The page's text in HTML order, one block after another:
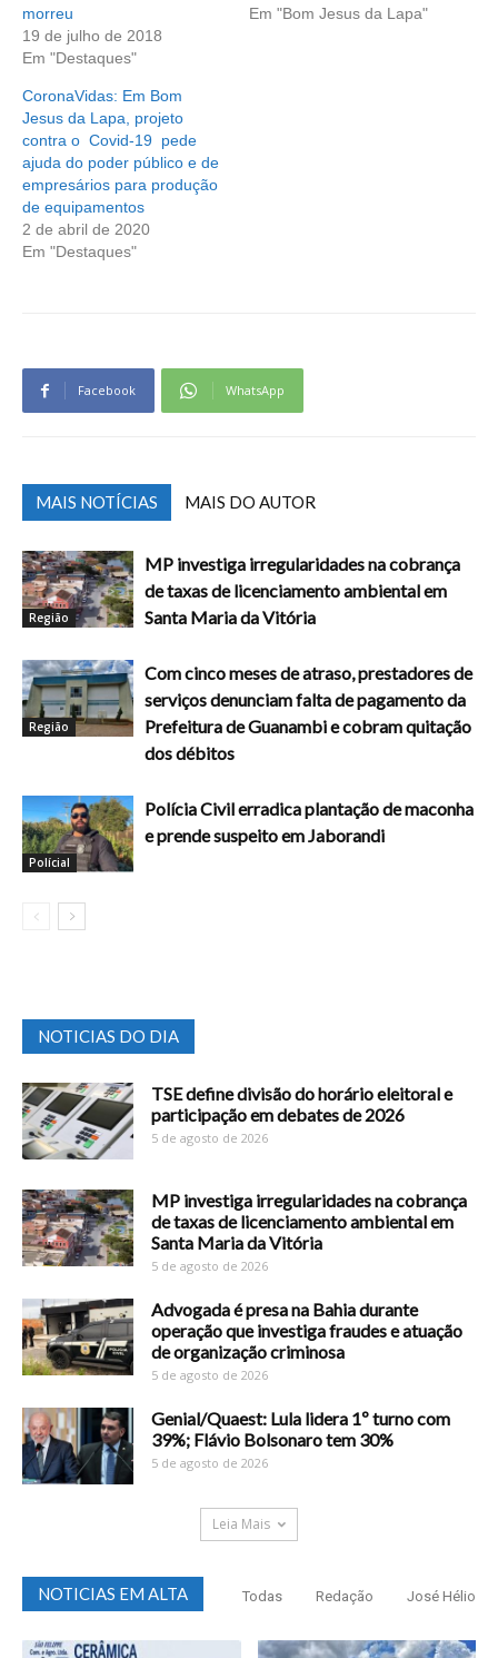
morreu
19 de julho de 2018
Em "Destaques"
Em "Bom Jesus da Lapa"
CoronaVidas: Em Bom
Jesus da Lapa, projeto
contra o Covid-19 pede
ajuda do poder público e de
empresários para produção
de equipamentos
2 de abril de 2020
Em "Destaques"
Facebook WhatsApp
MAIS NOTÍCIAS MAIS DO AUTOR
Região
MP investiga irregularidades na cobrança
de taxas de licenciamento ambiental em
Santa Maria da Vitória
Região
Com cinco meses de atraso, prestadores de
serviços denunciam falta de pagamento da
Prefeitura de Guanambi e cobram quitação
dos débitos
Polícial
Polícia Civil erradica plantação de maconha
e prende suspeito em Jaborandi
NOTICIAS DO DIA
TSE define divisão do horário eleitoral e
participação em debates de 2026
5 de agosto de 2026
MP investiga irregularidades na cobrança
de taxas de licenciamento ambiental em
Santa Maria da Vitória
5 de agosto de 2026
Advogada é presa na Bahia durante
operação que investiga fraudes e atuação
de organização criminosa
5 de agosto de 2026
Genial/Quaest: Lula lidera 1º turno com
39%; Flávio Bolsonaro tem 30%
5 de agosto de 2026
Leia Mais
NOTICIAS EM ALTA Todas Redação José Hélio